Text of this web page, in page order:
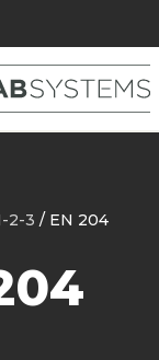
2-3 / EN 204